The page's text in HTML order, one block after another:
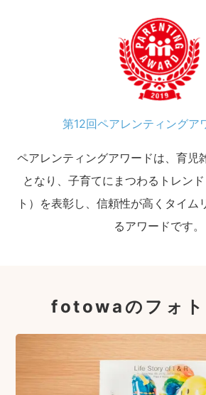
第12回ペアレンティングア
ペアレンティングアワードは、育児
となり、子育てにまつわるトレン
ト）を表彰し、信頼性が高くタイム
るアワードです。
fotowaのフォト